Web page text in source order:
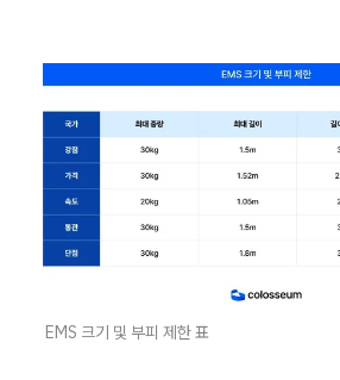
EMS 크기 및 부피 제한 표